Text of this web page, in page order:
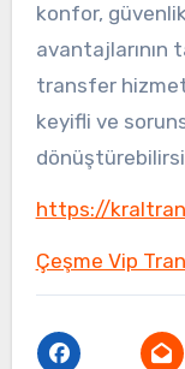
konfor,
avantajlarının
transfer
keyifli ve
https://
Çeşme Vip